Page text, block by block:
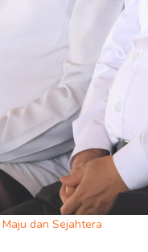
dan Sejahtera